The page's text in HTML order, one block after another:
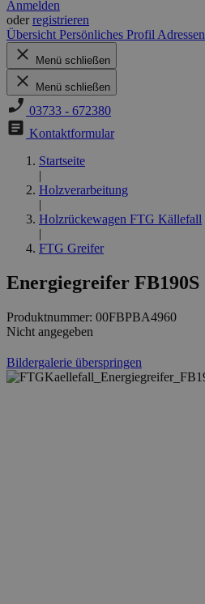
Anmelden
oderregistrieren
Übersicht Persönliches Profil Adressen
Menü schließen
Menü schließen
03733 - 672380
Kontaktformular
Startseite
|
Holzverarbeitung
|
Holzrückewagen FTG Källefall
|
FTG Greifer
Energiegreifer FB190S
Produktnummer: 00FBPBA4960
Nicht angegeben
Bildergalerie überspringen